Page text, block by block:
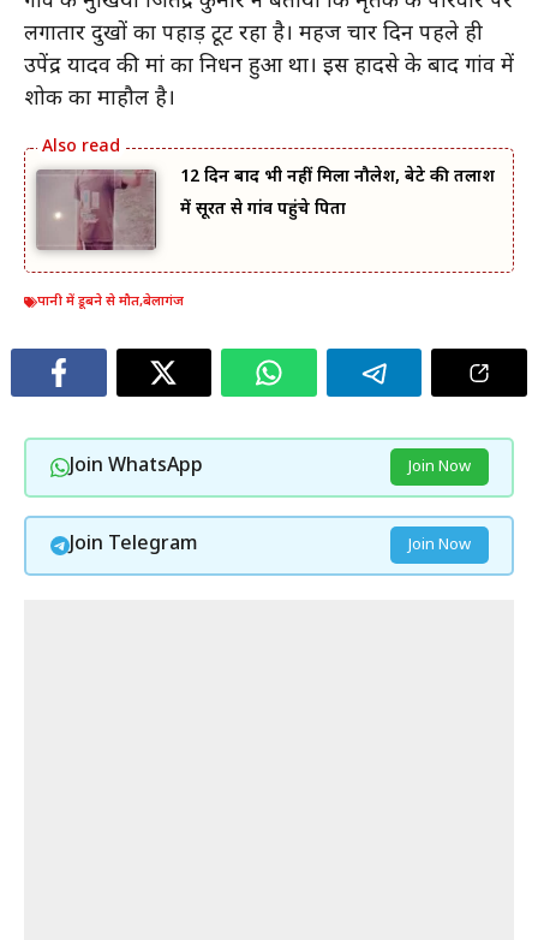
लगातार दुखों का पहाड़ टूट रहा है। महज चार दिन पहले ही
उपेंद्र यादव की मां का निधन हुआ था। इस हादसे के बाद गांव में
शोक का माहौल है।
12 दिन बाद भी नहीं मिला नौलेश, बेटे की तलाश
में सूरत से गांव पहुंचे पिता
पानी में डूबने से मौत,बेलागंज
Join WhatsApp Join Now
Join Telegram Join Now